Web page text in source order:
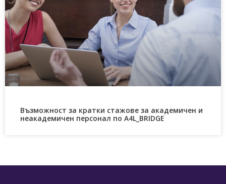
Възможност за кратки стажове за академичен и
неакадемичен персонал по A4L_BRIDGE